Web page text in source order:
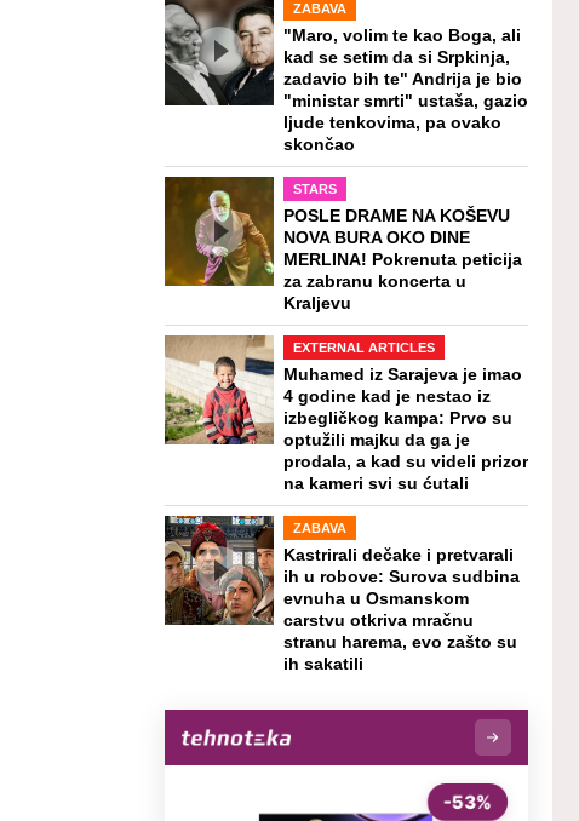
ZABAVA
"Maro, volim te kao Boga, ali
kad se setim da si Srpkinja,
zadavio bih te" Andrija je bio
"ministar smrti" ustaša, gazio
ljude tenkovima, pa ovako
skončao
STARS
POSLE DRAME NA KOŠEVU
NOVA BURA OKO DINE
MERLINA! Pokrenuta peticija
za zabranu koncerta u
Kraljevu
EXTERNAL ARTICLES
Muhamed iz Sarajeva je imao
4 godine kad je nestao iz
izbegličkog kampa: Prvo su
optužili majku da ga je
prodala, a kad su videli prizor
na kameri svi su ćutali
ZABAVA
Kastrirali dečake i pretvarali
ih u robove: Surova sudbina
evnuha u Osmanskom
carstvu otkriva mračnu
stranu harema, evo zašto su
ih sakatili